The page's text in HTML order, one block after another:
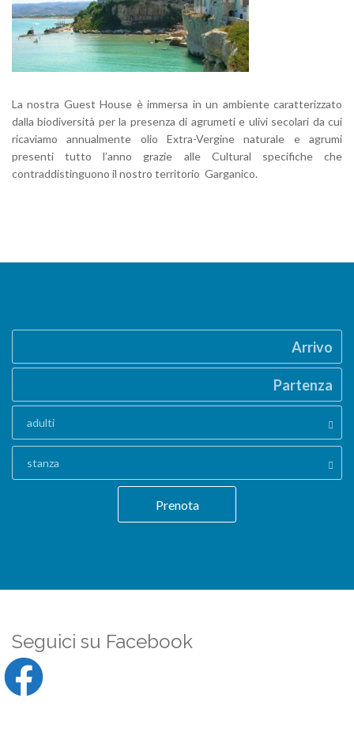
La nostra Guest House è immersa in un ambiente caratterizzato
dalla biodiversità per la presenza di agrumeti e ulivi secolari da cui
ricaviamo annualmente olio Extra-Vergine naturale e agrumi
presenti tutto l’anno grazie alle Cultural specifiche che
contraddistinguono il nostro territorio Garganico.
Arrivo
Partenza
adulti
stanza
Prenota
Seguici su Facebook